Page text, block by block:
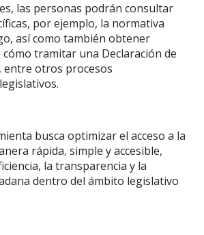
las personas podrán consultar
por ejemplo, la normativa
así como también obtener
tramitar una Declaración de
entre otros procesos
busca optimizar el acceso a la
rápida, simple y accesible,
la transparencia y la
dentro del ámbito legislativo